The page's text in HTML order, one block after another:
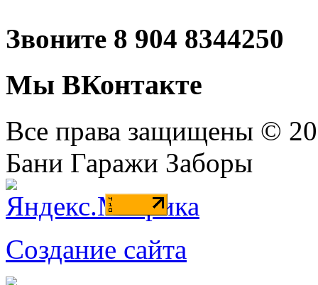
Звоните 8 904 8344250
Мы ВКонтакте
Все права защищены ©
Бани Гаражи Заборы
Создание сайта